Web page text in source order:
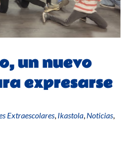
un nuevo
expresarse
Extraescolares, Ikastola, Noticias,